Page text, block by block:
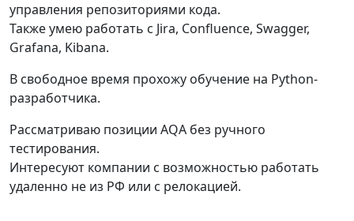
управления репозиториями кода.
Также умею работать с Jira, Confluence, Swagger,
Grafana, Kibana.
В свободное время прохожу обучение на Python-
разработчика.
Рассматриваю позиции AQA без ручного
тестирования.
Интересуют компании с возможностью работать
удаленно не из РФ или с релокацией.